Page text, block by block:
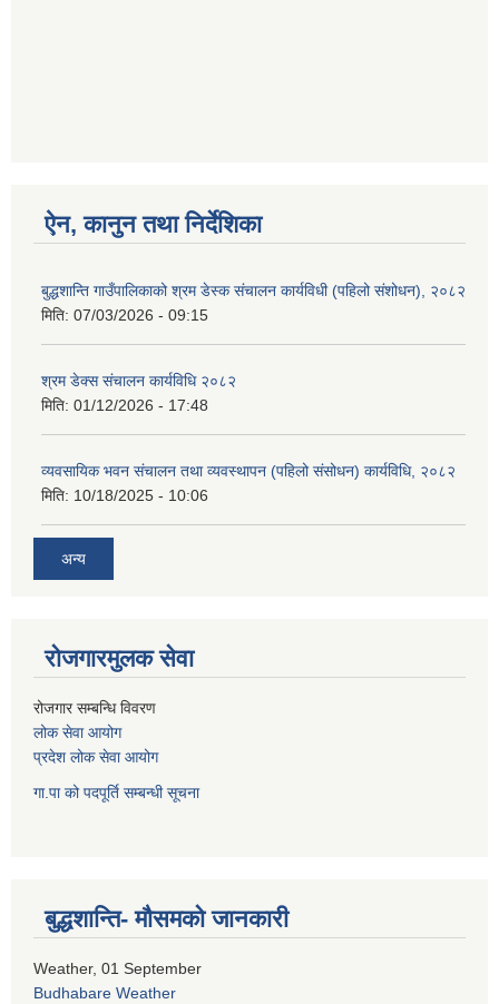
ऐन, कानुन तथा निर्देशिका
बुद्धशान्ति गाउँपालिकाको श्रम डेस्क संचालन कार्यविधी (पहिलो संशोधन), २०८२
मिति: 07/03/2026 - 09:15
श्रम डेक्स संचालन कार्यविधि २०८२
मिति: 01/12/2026 - 17:48
व्यवसायिक भवन संचालन तथा व्यवस्थापन (पहिलो संसोधन) कार्यविधि, २०८२
मिति: 10/18/2025 - 10:06
अन्य
रोजगारमुलक सेवा
रोजगार सम्बन्धि विवरण
लोक सेवा आयोग
प्रदेश लोक सेवा आयोग
गा.पा को पदपूर्ति सम्बन्धी सूचना
बुद्धशान्ति- मौसमको जानकारी
Weather, 01 September
Budhabare Weather